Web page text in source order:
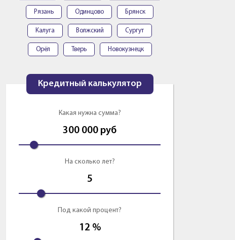
Рязань Одинцово Брянск
Калуга Волжский Сургут
Орёл Тверь Новокузнецк
Кредитный калькулятор
Какая нужна сумма?
300 000 руб
На сколько лет?
5
Под какой процент?
12 %